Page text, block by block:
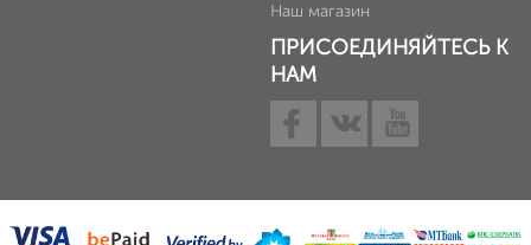
Наш магазин
ПРИСОЕДИНЯЙТЕСЬ К
НАМ